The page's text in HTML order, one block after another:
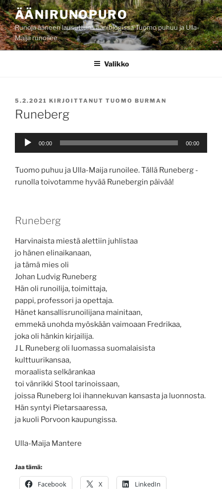
Siirry
sisältöönÄÄNIRUNOPURO
Runoja ääneen lausuttuna ääniblogissa Tuomo puhuu ja Ulla-
Maija runoilee
Valikko
JULKAISTU
5.2.2021 KIRJOITTANUT TUOMO BURMAN
Runeberg
Äänitoistin
00:00 00:00
Tuomo puhuu ja Ulla-Maija runoilee. Tällä Runeberg -
runolla toivotamme hyvää Runebergin päivää!
Runeberg
Harvinaista miestä alettiin juhlistaa
jo hänen elinaikanaan,
ja tämä mies oli
Johan Ludvig Runeberg
Hän oli runoilija, toimittaja,
pappi, professori ja opettaja.
Hänet kansallisrunoilijana mainitaan,
emmekä unohda myöskään vaimoaan Fredrikaa,
joka oli hänkin kirjailija.
J L Runeberg oli luomassa suomalaisista
kulttuurikansaa,
moraalista selkärankaa
toi vänrikki Stool tarinoissaan,
joissa Runeberg loi ihannekuvan kansasta ja luonnosta.
Hän syntyi Pietarsaaressa,
ja kuoli Porvoon kaupungissa.
Ulla-Maija Mantere
Jaa tämä:
Facebook X LinkedIn